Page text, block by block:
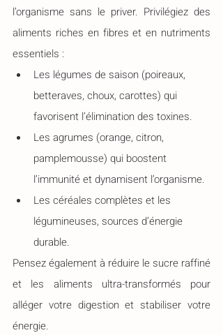
l’organisme sans le priver. Privilégiez des
aliments riches en fibres et en nutriments
essentiels :
Les légumes de saison (poireaux,
betteraves, choux, carottes) qui
favorisent l’élimination des toxines.
Les agrumes (orange, citron,
pamplemousse) qui boostent
l’immunité et dynamisent l’organisme.
Les céréales complètes et les
légumineuses, sources d’énergie
durable.
Pensez également à réduire le sucre raffiné
et les aliments ultra-transformés pour
alléger votre digestion et stabiliser votre
énergie.